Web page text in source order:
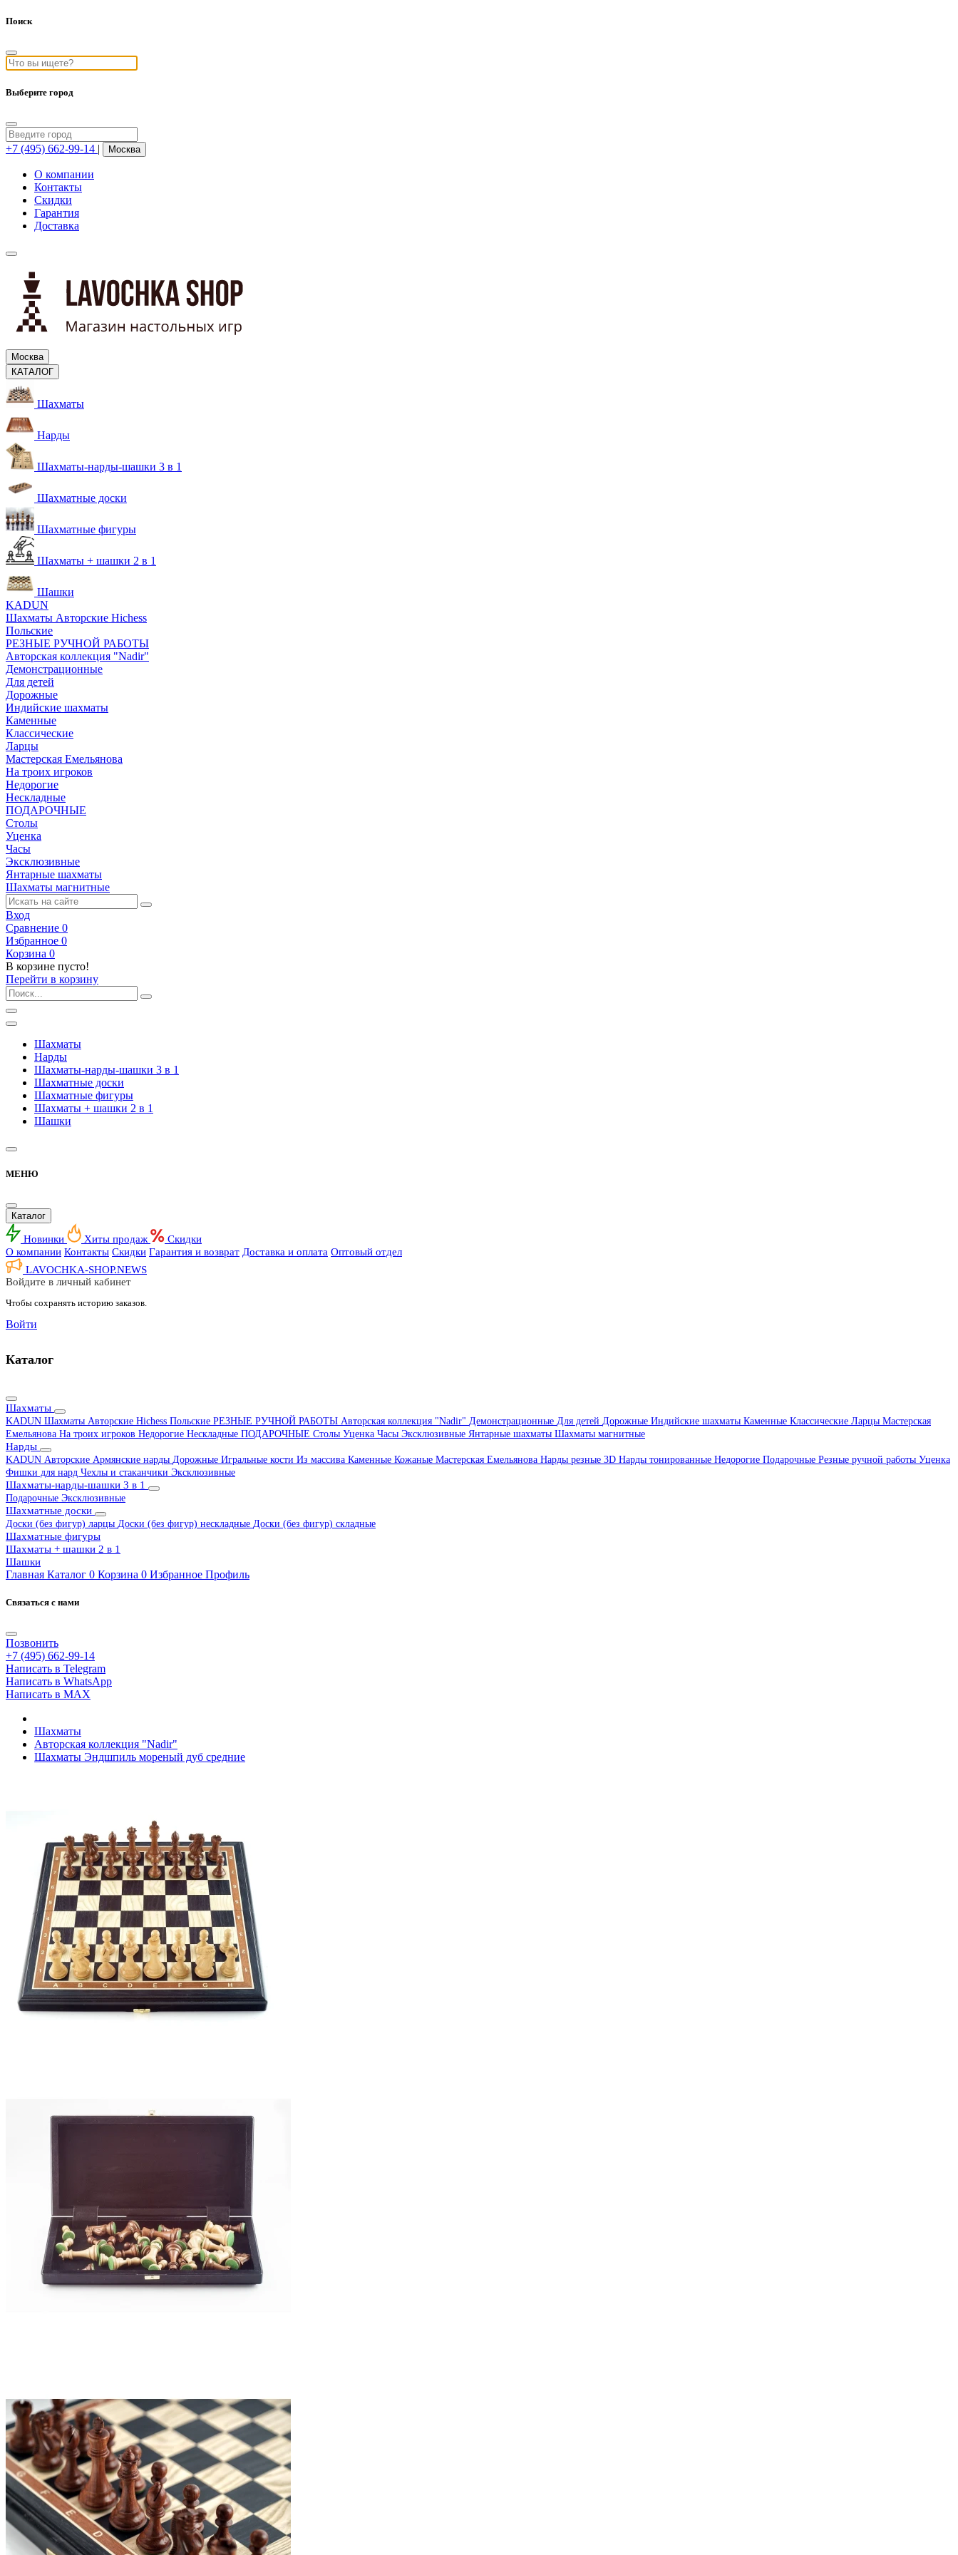
Поиск
Выберите город
+7 (495) 662-99-14 | Москва
О компании
Контакты
Скидки
Гарантия
Доставка
Москва
КАТАЛОГ
Шахматы
Нарды
Шахматы-нарды-шашки 3 в 1
Шахматные доски
Шахматные фигуры
Шахматы + шашки 2 в 1
Шашки
KADUN
Шахматы Авторские Hichess
Польские
РЕЗНЫЕ РУЧНОЙ РАБОТЫ
Авторская коллекция "Nadir"
Демонстрационные
Для детей
Дорожные
Индийские шахматы
Каменные
Классические
Ларцы
Мастерская Емельянова
На троих игроков
Недорогие
Нескладные
ПОДАРОЧНЫЕ
Столы
Уценка
Часы
Эксклюзивные
Янтарные шахматы
Шахматы магнитные
Вход
Сравнение 0
Избранное 0
Корзина 0
В корзине пусто!
Перейти в корзину
Шахматы
Нарды
Шахматы-нарды-шашки 3 в 1
Шахматные доски
Шахматные фигуры
Шахматы + шашки 2 в 1
Шашки
МЕНЮ
Каталог
Новинки Хиты продаж
Скидки
О компании Контакты Скидки Гарантия и возврат Доставка и оплата Оптовый отдел
LAVOCHKA-SHOP.NEWS
Войдите в личный кабинет
Чтобы сохранять историю заказов.
Войти
Каталог
Шахматы
KADUN Шахматы Авторские Hichess Польские РЕЗНЫЕ РУЧНОЙ РАБОТЫ Авторская коллекция "Nadir" Демонстрационные Для детей Дорожные Индийские шахматы Каменные Классические Ларцы Мастерская
Емельянова На троих игроков Недорогие Нескладные ПОДАРОЧНЫЕ Столы Уценка Часы Эксклюзивные Янтарные шахматы Шахматы магнитные
Нарды
KADUN Авторские Армянские нарды Дорожные Игральные кости Из массива Каменные Кожаные Мастерская Емельянова Нарды резные 3D Нарды тонированные Недорогие Подарочные Резные ручной работы Уценка
Фишки для нард Чехлы и стаканчики Эксклюзивные
Шахматы-нарды-шашки 3 в 1
Подарочные Эксклюзивные
Шахматные доски
Доски (без фигур) ларцы Доски (без фигур) нескладные Доски (без фигур) складные
Шахматные фигуры
Шахматы + шашки 2 в 1
Шашки
Главная Каталог 0 Корзина 0 Избранное Профиль
Связаться с нами
Позвонить
+7 (495) 662-99-14
Написать в Telegram
Написать в WhatsApp
Написать в MAX
Шахматы
Авторская коллекция "Nadir"
Шахматы Эндшпиль мореный дуб средние